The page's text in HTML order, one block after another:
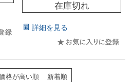
在庫切れ
詳細を見る
格が高い順 新着順